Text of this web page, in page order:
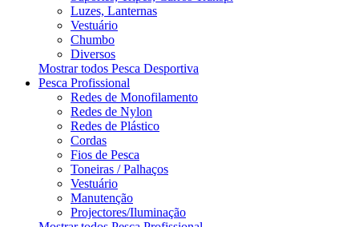
Luzes, Lanternas
Vestuário
Chumbo
Diversos
Mostrar todos Pesca Desportiva
Pesca Profissional
Redes de Monofilamento
Redes de Nylon
Redes de Plástico
Cordas
Fios de Pesca
Toneiras / Palhaços
Vestuário
Manutenção
Projectores/Iluminação